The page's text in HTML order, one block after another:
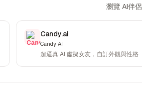
瀏覽 AI伴侶
Candy.ai
Candy AI
超逼真 AI 虛擬女友，自訂外觀與性格